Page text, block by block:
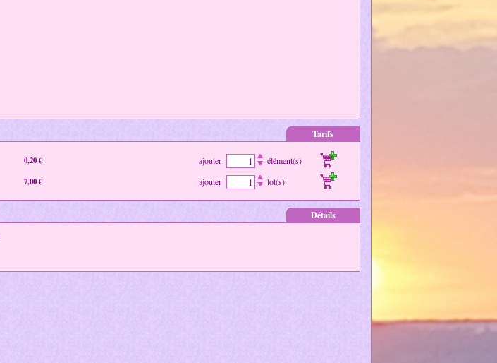
Tarifs
0,20 € ajouter
élément(s)
7,00 € ajouter lot(s)
Détails